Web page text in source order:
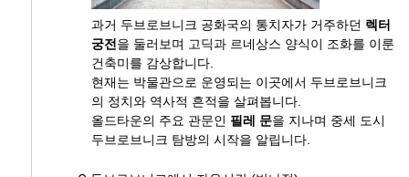
과거 두브로브니크 공화국의 통치자가 거주하던 렉터
궁전을 둘러보며 고딕과 르네상스 양식이 조화를 이룬
건축미를 감상합니다.
현재는 박물관으로 운영되는 이곳에서 두브로브니크
의 정치와 역사적 흔적을 살펴봅니다.
올드타운의 주요 관문인 필레 문을 지나며 중세 도시
두브로브니크 탐방의 시작을 알립니다.